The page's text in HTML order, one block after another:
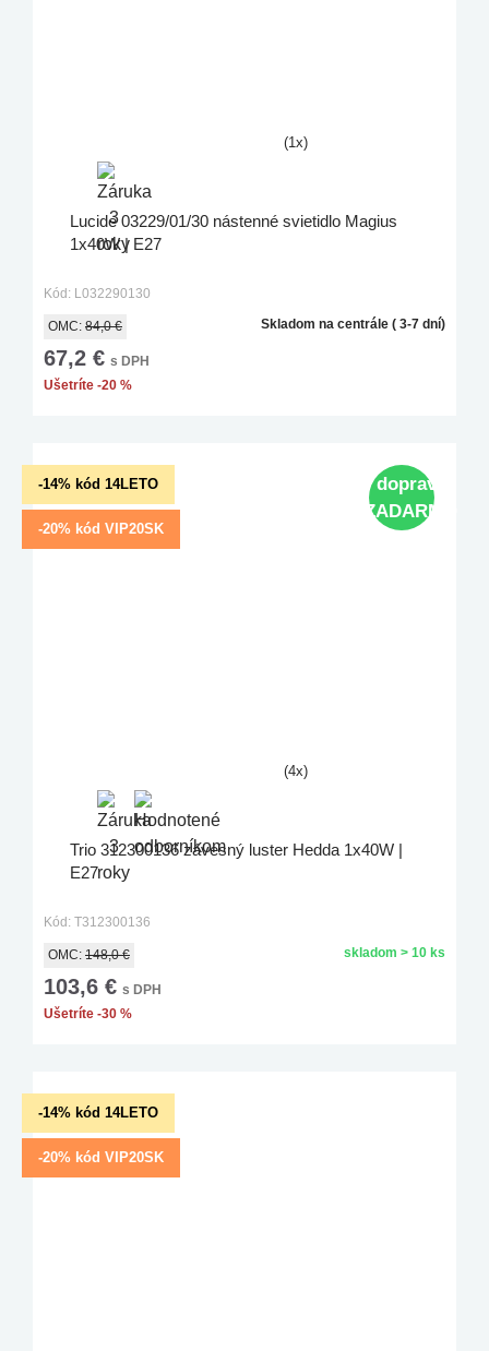
(1x)
Lucide 03229/01/30 nástenné svietidlo Magius
1x40W | E27
Kód: L032290130
OMC: 84,0 €
67,2 € s DPH
Ušetríte -20 %
Skladom na centrále ( 3-7 dní)
-14% kód 14LETO
-20% kód VIP20SK
doprava
ZADARMO
(4x)
Trio 312300136 závesný luster Hedda 1x40W |
E27
Kód: T312300136
OMC: 148,0 €
103,6 € s DPH
Ušetríte -30 %
skladom > 10 ks
-14% kód 14LETO
-20% kód VIP20SK